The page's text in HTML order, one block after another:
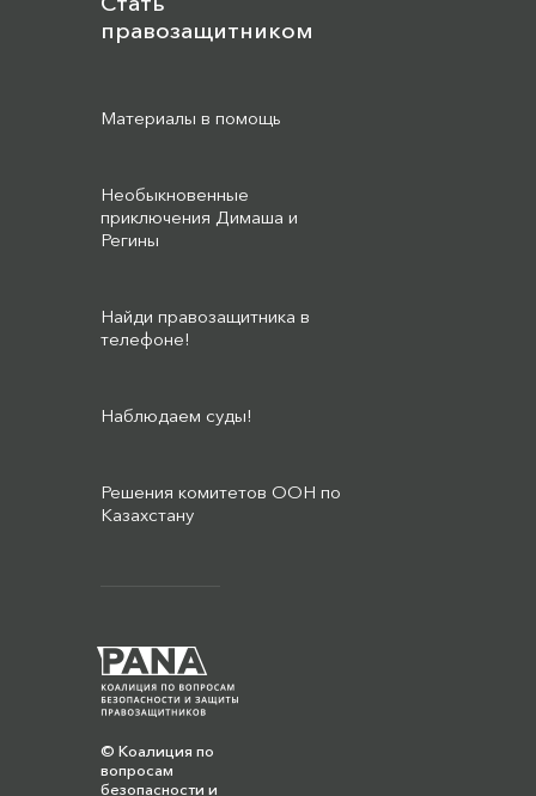
© Коалиция по
вопросам
безопасности и
правозащитником
Материалы в помощь
Необыкновенные
приключения Димаша и
Регины
Найди правозащитника в
телефоне!
Наблюдаем суды!
Решения комитетов ООН по
Казахстану